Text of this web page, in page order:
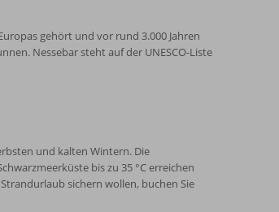
gehört und vor rund 3.000 Jahren
Nessebar steht auf der UNESCO-Liste
und kalten Wintern. Die
bis zu 35 °C erreichen
sichern wollen, buchen Sie